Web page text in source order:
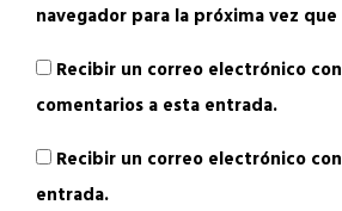
navegador para la próxima vez
Recibir un correo electrónico
comentarios a esta entrada.
Recibir un correo electrónico
entrada.